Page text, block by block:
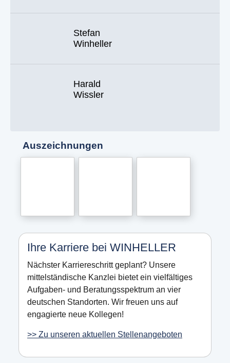
Stefan
Winheller
Harald
Wissler
Auszeichnungen
Ihre Karriere bei WINHELLER
Nächster Karriereschritt geplant? Unsere
mittelständische Kanzlei bietet ein vielfältiges
Aufgaben- und Beratungsspektrum an vier
deutschen Standorten. Wir freuen uns auf
engagierte neue Kollegen!
>> Zu unseren aktuellen Stellenangeboten